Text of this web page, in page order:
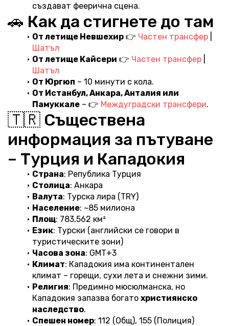
създават феерична сцена.
🚗 Как да стигнете до там
От летище Невшехир 👉 Частен трансфер
Шатъл
От летище Кайсери 👉 Частен трансфер
Шатъл
От Юргюп – 10 минути с кола.
От Истанбул, Анкара, Анталия или
Памуккале – 👉 Междуградски трансфери.
🇹🇷 Съществена
информация за пътуване
– Турция и Кападокия
Страна: Република Турция
Столица: Анкара
Валута: Турска лира (TRY)
Население: ~85 милиона
Площ: 783,562 км²
Език: Турски (английски се говори в
туристическите зони)
Часова зона: GMT+3
Климат: Кападокия има континентален
климат – горещи, сухи лета и снежни зими.
Религия: Предимно мюсюлманска, но
Кападокия запазва богато християнско
наследство.
Спешен номер: 112 (Общ), 155 (Полиция)